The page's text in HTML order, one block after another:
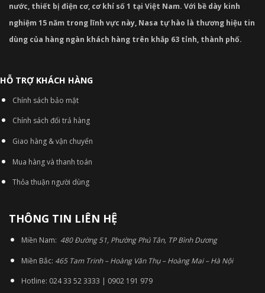
nước, thiết bị điện cơ, cơ khí số 1 tại Việt Nam. Với bề dày kinh
nghiệm 15 năm trong lĩnh vực này, Nasa tự hào là thương hiệu tin
dùng của hàng ngàn khách hàng trên khắp 63 tỉnh, thành phố.
HỖ TRỢ KHÁCH HÀNG
Chính sách bảo mật
Chính sách đổi trả hàng
Giao hàng & vận chuyển
Mua hàng và thanh toán
Thỏa thuận người dùng
THÔNG TIN LIÊN HỆ
Miền Nam: 480 Đường 51, Phường Phú Tân, TP Bình Dương
Miền Bắc: 465 Tam Trinh – Hoàng Văn Thụ – Hoàng Mai – Hà Nội
Hotline: 024 33 52 3333 | 0902 191 979